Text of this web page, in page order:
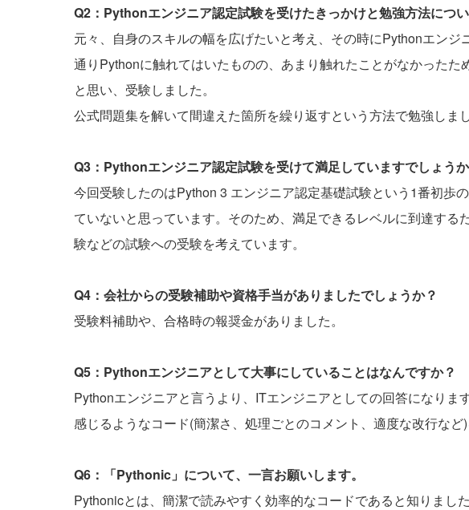
Q2：Pythonエンジニア認定試験を受けたきっかけと勉強方法につい
元々、自身のスキルの幅を広げたいと考え、その時にPythonエン
通りPythonに触れてはいたものの、あまり触れたことがなかった
と思い、受験しました。
公式問題集を解いて間違えた箇所を繰り返すという方法で勉強しまし
Q3：Pythonエンジニア認定試験を受けて満足していますでしょう
今回受験したのはPython 3 エンジニア認定基礎試験という1番初歩
ていないと思っています。そのため、満足できるレベルに到達する
験などの試験への受験を考えています。
Q4：会社からの受験補助や資格手当がありましたでしょうか？
受験料補助や、合格時の報奨金がありました。
Q5：Pythonエンジニアとして大事にしていることはなんですか？
Pythonエンジニアと言うより、ITエンジニアとしての回答になりま
感じるようなコード(簡潔さ、処理ごとのコメント、適度な改行など
Q6：「Pythonic」について、一言お願いします。
Pythonicとは、簡潔で読みやすく効率的なコードであると知りまし